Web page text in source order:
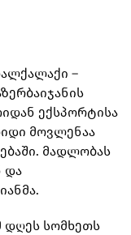
–
ექსპორტისა
მოვლენაა
მადლობას
და
დღეს სომხეთს